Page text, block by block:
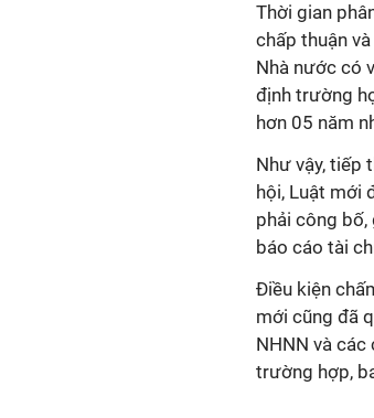
Thời gian
chấp thuận
Nhà nước có
định trường
hơn 05 năm
Như vậy, tiếp
hội, Luật mới
phải công
báo cáo tài
Điều kiện
mới cũng đã
NHNN và
trường hợp,